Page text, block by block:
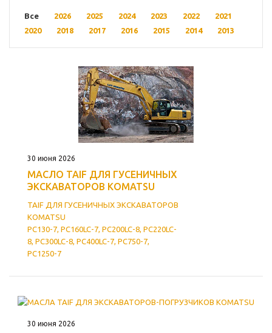
Все 2026 2025 2024 2023 2022
2021
2020
2018 2017 2016 2015 2014 2013
30 июня 2026
МАСЛО TAIF ДЛЯ ГУСЕНИЧНЫХ
ЭКСКАВАТОРОВ KOMATSU
TAIF ДЛЯ ГУСЕНИЧНЫХ ЭКСКАВАТОРОВ
KOMATSU
PC130-7, PC160LC-7, PC200LC-8, PC220LC-
8, PC300LC-8, PC400LC-7, PC750-7,
PC1250-7
30 июня 2026